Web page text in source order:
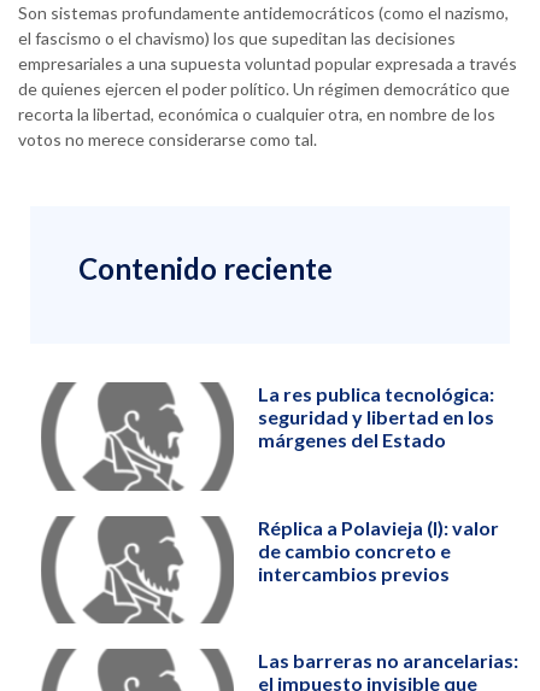
Son sistemas profundamente antidemocráticos (como el nazismo,
el fascismo o el chavismo) los que supeditan las decisiones
empresariales a una supuesta voluntad popular expresada a través
de quienes ejercen el poder político. Un régimen democrático que
recorta la libertad, económica o cualquier otra, en nombre de los
votos no merece considerarse como tal.
Contenido reciente
La res publica tecnológica:
seguridad y libertad en los
márgenes del Estado
Réplica a Polavieja (I): valor
de cambio concreto e
intercambios previos
Las barreras no arancelarias:
el impuesto invisible que